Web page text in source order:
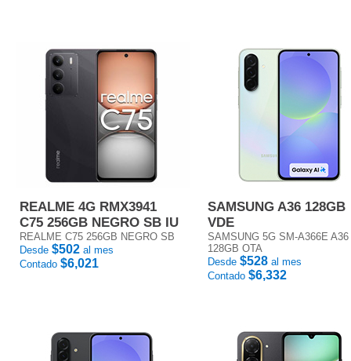
REALME 4G RMX3941
C75 256GB NEGRO SB IU
REALME C75 256GB NEGRO SB
Desde $502 al mes
Contado $6,021
SAMSUNG A36 128GB
VDE
SAMSUNG 5G SM-A366E A36
128GB OTA
Desde $528 al mes
Contado $6,332